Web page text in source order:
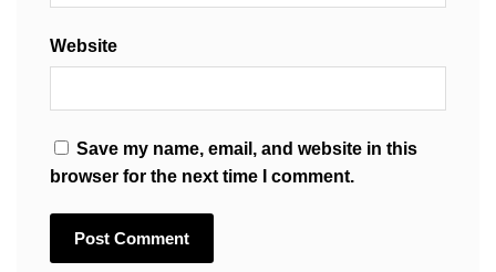
Website
Save my name, email, and website in this
browser for the next time I comment.